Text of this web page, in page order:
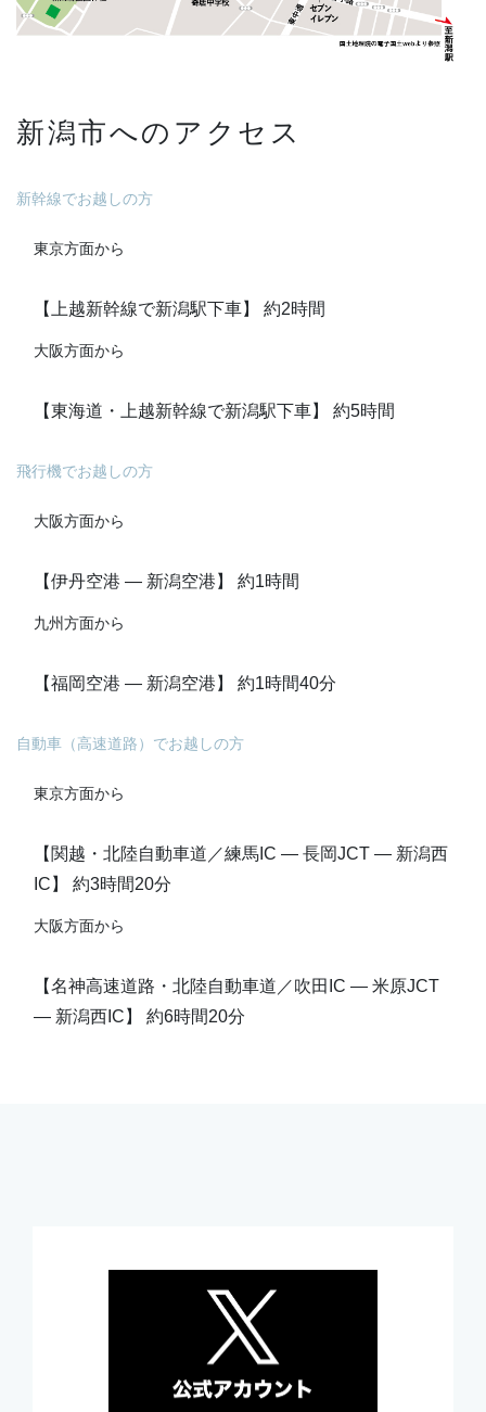
新潟市へのアクセス
新幹線でお越しの方
東京方面から
【上越新幹線で新潟駅下車】 約2時間
大阪方面から
【東海道・上越新幹線で新潟駅下車】 約5時間
飛行機でお越しの方
大阪方面から
【伊丹空港 ― 新潟空港】 約1時間
九州方面から
【福岡空港 ― 新潟空港】 約1時間40分
自動車（高速道路）でお越しの方
東京方面から
【関越・北陸自動車道／練馬IC ― 長岡JCT ― 新潟西
IC】 約3時間20分
大阪方面から
【名神高速道路・北陸自動車道／吹田IC ― 米原JCT
― 新潟西IC】 約6時間20分